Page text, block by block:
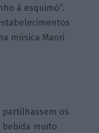
à esquimó”.
música Maori
partilhassem os
muito